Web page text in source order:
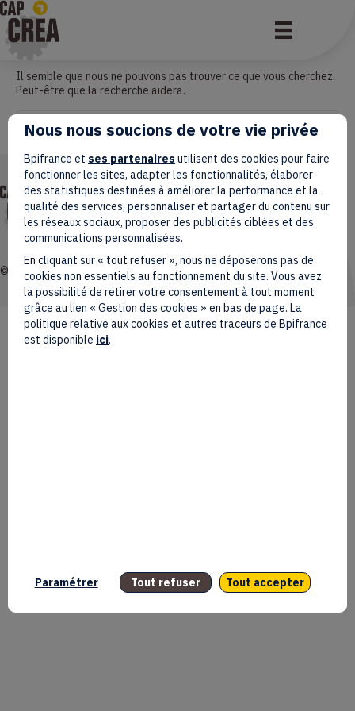
Aucun résultat
Il semble que nous ne pouvons pas trouver ce que vous cherchez.
Peut-être que la recherche aidera.
Mentions légales
Données personnelles
Accessibilité : non conforme
Gestion des cookies
© 2026 Coq Créa. Tous droits réservés.
Nous nous soucions de votre vie privée
Bpifrance et ses partenaires utilisent des cookies pour faire
fonctionner les sites, adapter les fonctionnalités, élaborer
des statistiques destinées à améliorer la performance et la
qualité des services, personnaliser et partager du contenu sur
les réseaux sociaux, proposer des publicités ciblées et des
communications personnalisées.
En cliquant sur « tout refuser », nous ne déposerons pas de
cookies non essentiels au fonctionnement du site. Vous avez
la possibilité de retirer votre consentement à tout moment
grâce au lien « Gestion des cookies » en bas de page. La
politique relative aux cookies et autres traceurs de Bpifrance
est disponible ici.
Paramétrer Tout refuser Tout accepter